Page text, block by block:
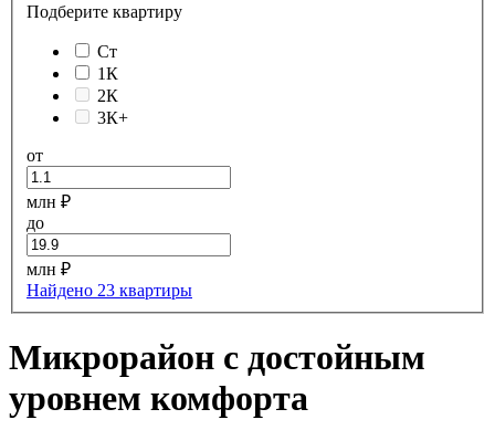
Подберите квартиру
Ст
1К
2К
3К+
от
млн ₽
до
млн ₽
Найдено 23 квартиры
Микрорайон с достойным
уровнем комфорта